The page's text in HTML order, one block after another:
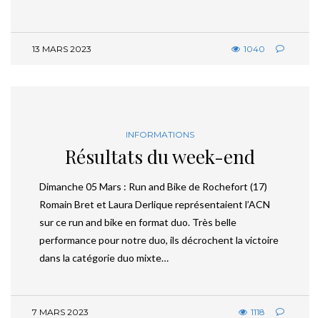
13 MARS 2023 1040
INFORMATIONS
Résultats du week-end
Dimanche 05 Mars : Run and Bike de Rochefort (17)
Romain Bret et Laura Derlique représentaient l’ACN
sur ce run and bike en format duo. Très belle
performance pour notre duo, ils décrochent la victoire
dans la catégorie duo mixte…
7 MARS 2023 1118